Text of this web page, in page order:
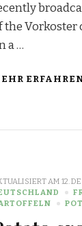
the Vorkoster
a …
AM12.